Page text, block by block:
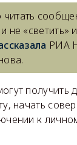
не
РИА
получить
начать
к